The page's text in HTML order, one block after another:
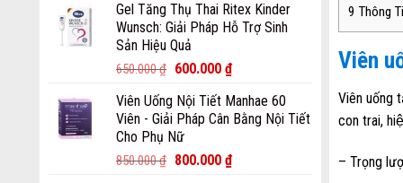
Gel Tăng Thụ Thai Ritex Kinder
Wunsch: Giải Pháp Hỗ Trợ Sinh
Sản Hiệu Quả
650.000₫ 600.000 ₫
Viên Uống Nội Tiết Manhae 60
Viên - Giải Pháp Cân Bằng Nội Tiết
Cho Phụ Nữ
850.000₫ 800.000 ₫
9 Thông
Viên
Viên uống
con trai,
– Trọng